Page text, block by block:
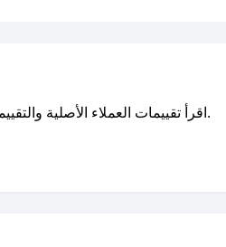
اقرأ تقييمات العملاء الأصلية والتقييمات من المشترين المتحققين. اكتشف ما يعتقده المستخدمون الحقيقيون حول خدمتنا وتعلم من تجاربهم.